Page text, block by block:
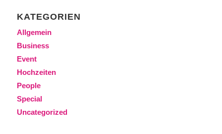
KATEGORIEN
Allgemein
Business
Event
Hochzeiten
People
Special
Uncategorized